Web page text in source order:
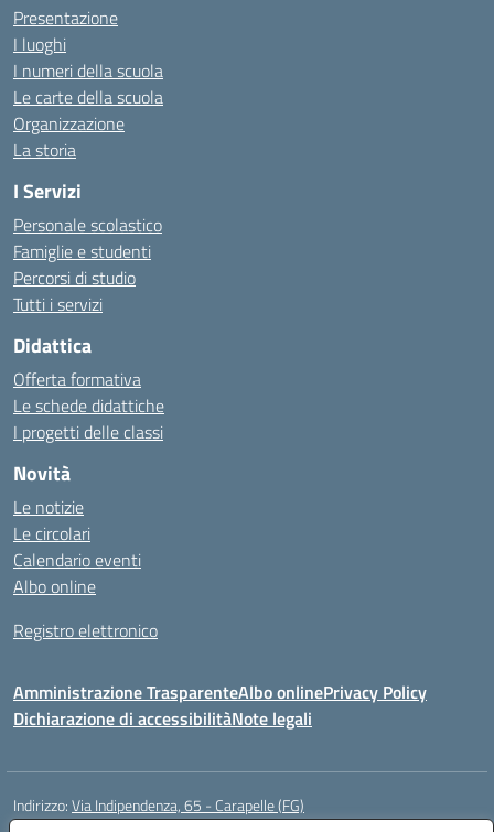
Presentazione
I luoghi
I numeri della scuola
Le carte della scuola
Organizzazione
La storia
I Servizi
Personale scolastico
Famiglie e studenti
Percorsi di studio
Tutti i servizi
Didattica
Offerta formativa
Le schede didattiche
I progetti delle classi
Novità
Le notizie
Le circolari
Calendario eventi
Albo online
Registro elettronico
Amministrazione TrasparenteAlbo onlinePrivacy Policy
Dichiarazione di accessibilitàNote legali
Indirizzo:Via Indipendenza, 65 - Carapelle (FG)